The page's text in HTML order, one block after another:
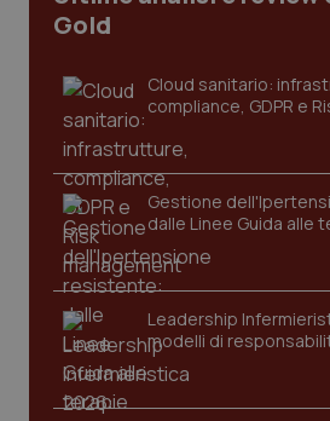
Gold
Cloud sanitario:
compliance, GDPR e
Gestione
dalle Linee Guida alle
Leadership
modelli di
CookieScriptConsent